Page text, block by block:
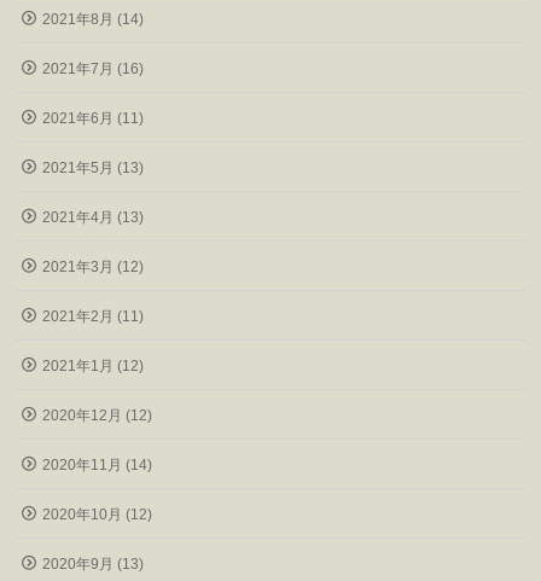
2021年8月 (14)
2021年7月 (16)
2021年6月 (11)
2021年5月 (13)
2021年4月 (13)
2021年3月 (12)
2021年2月 (11)
2021年1月 (12)
2020年12月 (12)
2020年11月 (14)
2020年10月 (12)
2020年9月 (13)